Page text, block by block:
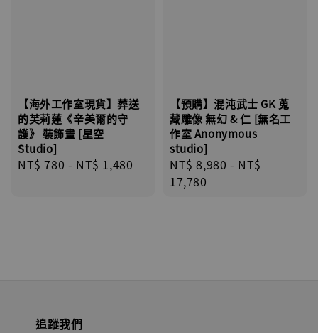
【海外工作室現貨】葬送
的芙莉蓮《辛美爾的守
護》 裝飾畫 [星空
Studio]
Regular
NT$ 780 - NT$ 1,480
【預購】混沌武士 GK 蒐
藏雕像 無幻 & 仁 [無名工
作室 Anonymous
studio]
Regular
price
NT$ 8,980 - NT$
17,780
追蹤我們